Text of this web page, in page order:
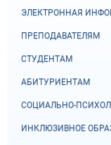
ЭЛЕКТРОННАЯ
ПРЕПОДАВАТЕЛЯМ
СТУДЕНТАМ
АБИТУРИЕНТАМ
СОЦИАЛЬНО-
ИНКЛЮЗИВНОЕ